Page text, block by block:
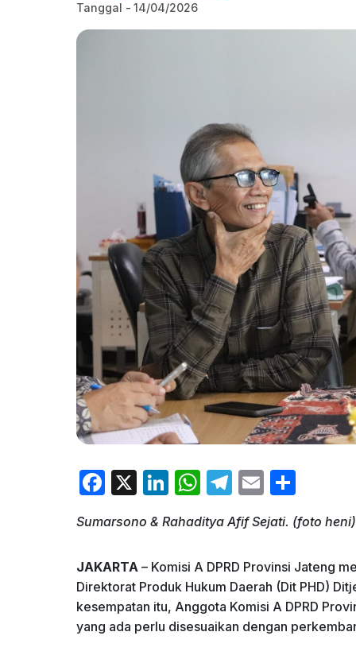
Tanggal - 14/04/2026
F
c
e
b
o
o
X
Li
k
e
dI
n
W
at
s
A
p
p
T
e
gr
a
m
E
ai
l
h
ar
e
Sumarsono & Rahaditya Afif Sejati. (foto heni)
JAKARTA – Komisi A DPRD Provinsi Jateng
Direktorat Produk Hukum Daerah (Dit PHD)
kesempatan itu, Anggota Komisi A DPRD
yang ada perlu disesuaikan dengan